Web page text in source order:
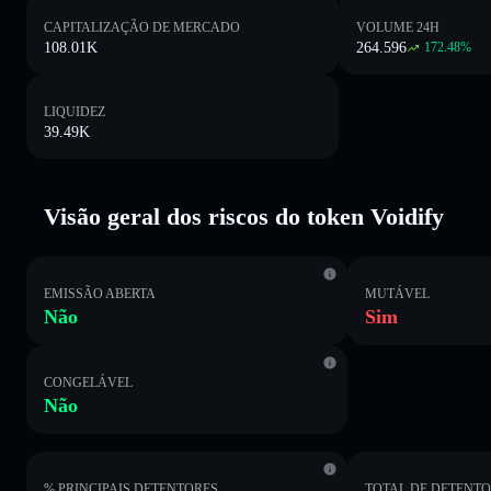
CAPITALIZAÇÃO DE MERCADO
108.01K
VOLUME 24H
264.596 172.48%
LIQUIDEZ
39.49K
Visão geral dos riscos do token Voidify
EMISSÃO ABERTA
Não
MUTÁVEL
Sim
CONGELÁVEL
Não